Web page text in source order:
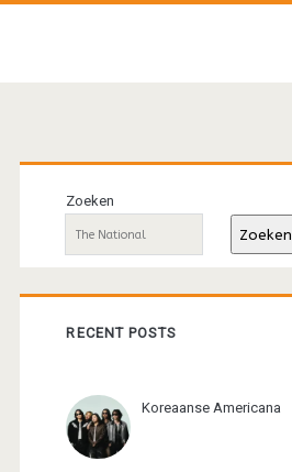
Primaire
sidebar
Zoeken
Zoeken
RECENT POSTS
Koreaanse Americana